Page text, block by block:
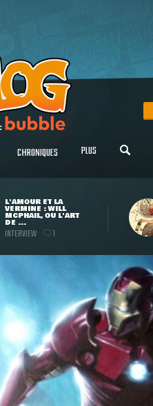
CHRONIQUES PLUS
L'AMOUR ET LA
VERMINE : WILL
MCPHAIL, OU L'ART
DE ...
INTERVIEW 1